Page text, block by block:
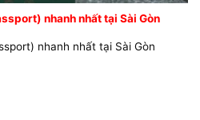
nhanh nhất tại Sài Gòn
nhanh nhất tại Sài Gòn